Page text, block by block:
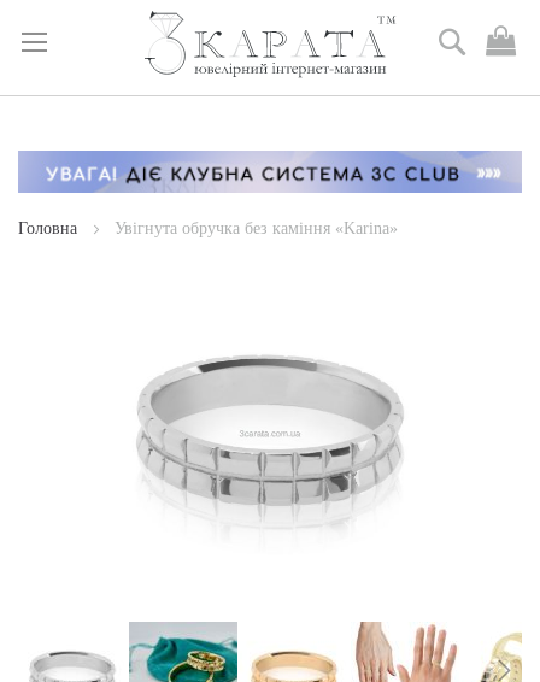
Skip
Content
Пошук
Головна Увігнута обручка без каміння «Karina»